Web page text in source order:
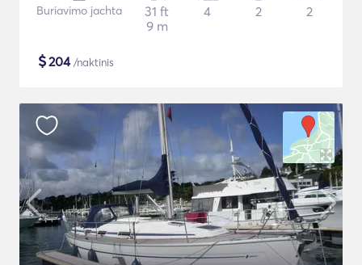
Buriavimo jachta
31 ft
9 m
4 2 2
$204/naktinis